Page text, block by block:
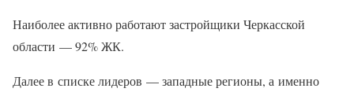
Наиболее активно работают застройщики Черкасской
области — 92% ЖК.
Далее в списке лидеров — западные регионы, а именно